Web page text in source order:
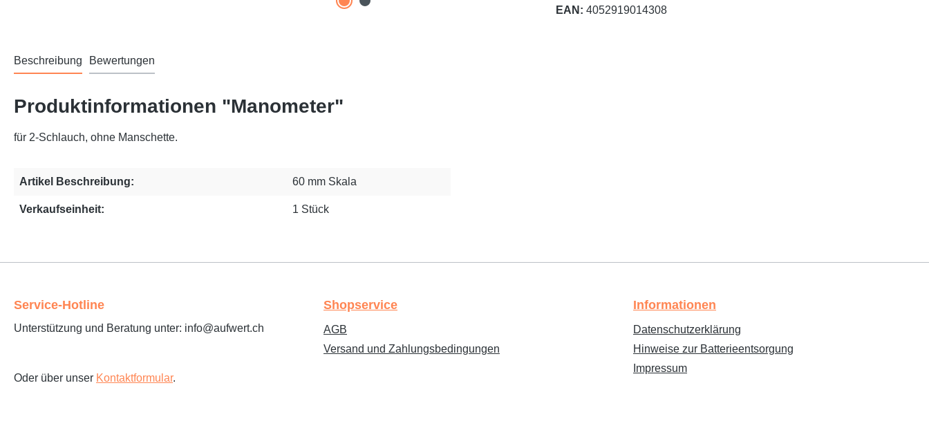
EAN: 4052919014308
Beschreibung Bewertungen
Produktinformationen "Manometer"
für 2-Schlauch, ohne Manschette.
Artikel Beschreibung: 60 mm Skala
Verkaufseinheit: 1 Stück
Service-Hotline
Unterstützung und Beratung unter: info@aufwert.ch
Oder über unser Kontaktformular.
Shopservice
AGB
Versand und Zahlungsbedingungen
Informationen
Datenschutzerklärung
Hinweise zur Batterieentsorgung
Impressum